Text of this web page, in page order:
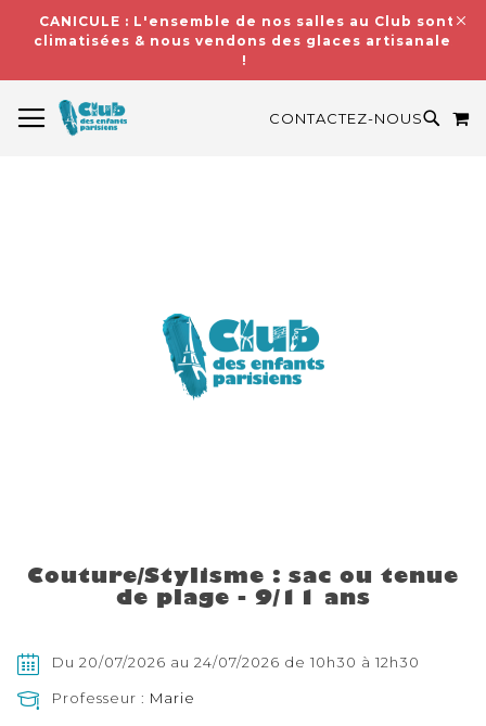
CANICULE : L'ensemble de nos salles au Club sont
climatisées & nous vendons des glaces artisanales
!
CONTACTEZ-NOUS
beginning
gallery
Couture/Stylisme : sac ou tenue
de plage - 9/11 ans
Du 20/07/2026 au 24/07/2026 de 10h30 à 12h30
Professeur : Marie